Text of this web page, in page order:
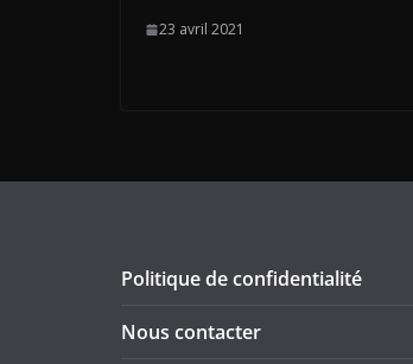
23 avril 2021
Politique de confidentialité
Nous contacter